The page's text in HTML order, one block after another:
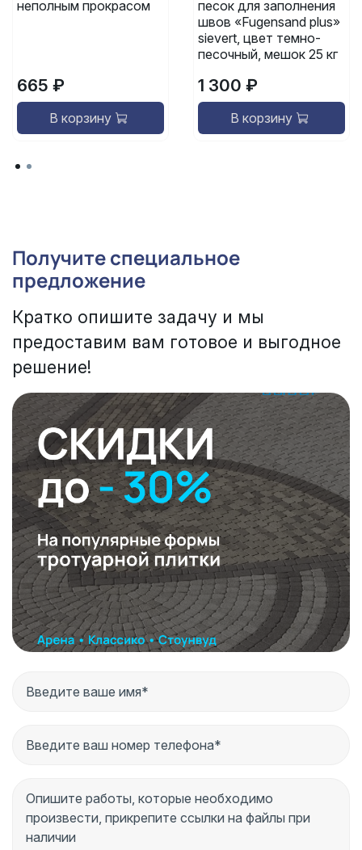
неполным прокрасом
665 ₽
В корзину
песок для заполнения
швов «Fugensand plus»
sievert, цвет темно-
песочный, мешок 25 кг
1 300 ₽
В корзину
Получите специальное
предложение
Кратко опишите задачу и мы
предоставим вам готовое и выгодное
решение!